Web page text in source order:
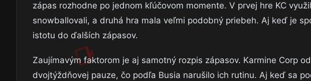
zápas rozhodne po jednom kľúčovom momente. V prvej hre KC
snowballovali, a druhá hra mala veľmi podobný priebeh. Aj keď je
istotu do ďalších zápasov.
Zaujímavým faktorom je aj samotný rozpis zápasov. Karmine Corp
dvojtýždňovej pauze, čo podľa Busia narušilo ich rutinu. Aj keď sa